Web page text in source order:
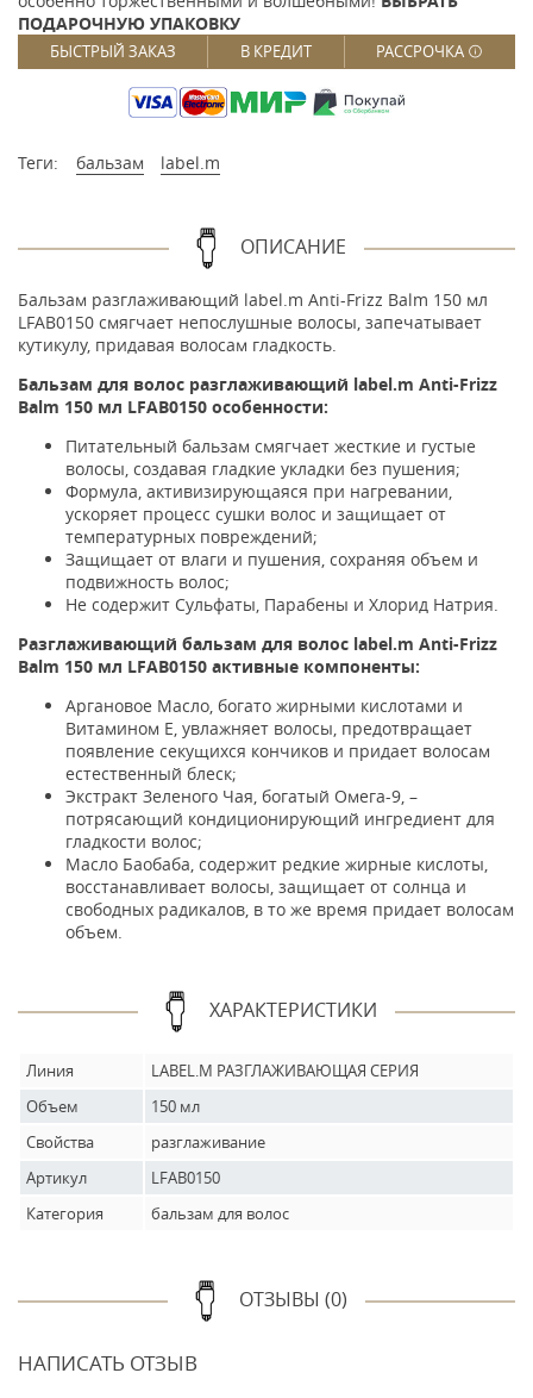
ПОДАРОЧНУЮ УПАКОВКУ
БЫСТРЫЙ ЗАКАЗ В КРЕДИТ РАССРОЧКА
Теги: бальзам label.m
ОПИСАНИЕ
Бальзам разглаживающий label.m Anti-Frizz Balm 150 мл
LFAB0150 смягчает непослушные волосы, запечатывает
кутикулу, придавая волосам гладкость.
Бальзам для волос разглаживающий label.m Anti-Frizz
Balm 150 мл LFAB0150 особенности:
Питательный бальзам смягчает жесткие и густые
волосы, создавая гладкие укладки без пушения;
Формула, активизирующаяся при нагревании,
ускоряет процесс сушки волос и защищает от
температурных повреждений;
Защищает от влаги и пушения, сохраняя объем и
подвижность волос;
Не содержит Сульфаты, Парабены и Хлорид Натрия.
Разглаживающий бальзам для волос label.m Anti-Frizz
Balm 150 мл LFAB0150 активные компоненты:
Аргановое Масло, богато жирными кислотами и
Витамином Е, увлажняет волосы, предотвращает
появление секущихся кончиков и придает волосам
естественный блеск;
Экстракт Зеленого Чая, богатый Омега-9, –
потрясающий кондиционирующий ингредиент для
гладкости волос;
Масло Баобаба, содержит редкие жирные кислоты,
восстанавливает волосы, защищает от солнца и
свободных радикалов, в то же время придает волосам
объем.
ХАРАКТЕРИСТИКИ
Линия
LABEL.M РАЗГЛАЖИВАЮЩАЯ СЕРИЯ
Объем
150 мл
Свойства
разглаживание
Артикул
LFAB0150
Категория
бальзам для волос
ОТЗЫВЫ (0)
НАПИСАТЬ ОТЗЫВ